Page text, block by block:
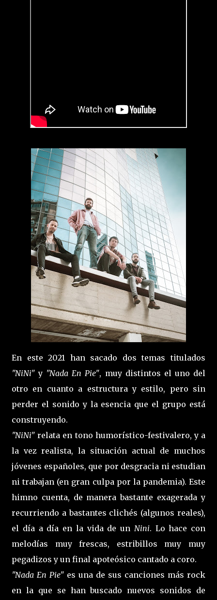
En este 2021 han sacado dos temas titulados
"NiNi" y "Nada En Pie", muy distintos el uno del
otro en cuanto a estructura y estilo, pero sin
perder el sonido y la esencia que el grupo está
construyendo.
"NiNi" relata en tono humorístico-festivalero, y a
la vez realista, la situación actual de muchos
jóvenes españoles, que por desgracia ni estudian
ni trabajan (en gran culpa por la pandemia). Este
himno cuenta, de manera bastante exagerada y
recurriendo a bastantes clichés (algunos reales),
el día a día en la vida de un Nini. Lo hace con
melodías muy frescas, estribillos muy muy
pegadizos y un final apoteósico cantado a coro.
"Nada En Pie" es una de sus canciones más rock
en la que se han buscado nuevos sonidos de